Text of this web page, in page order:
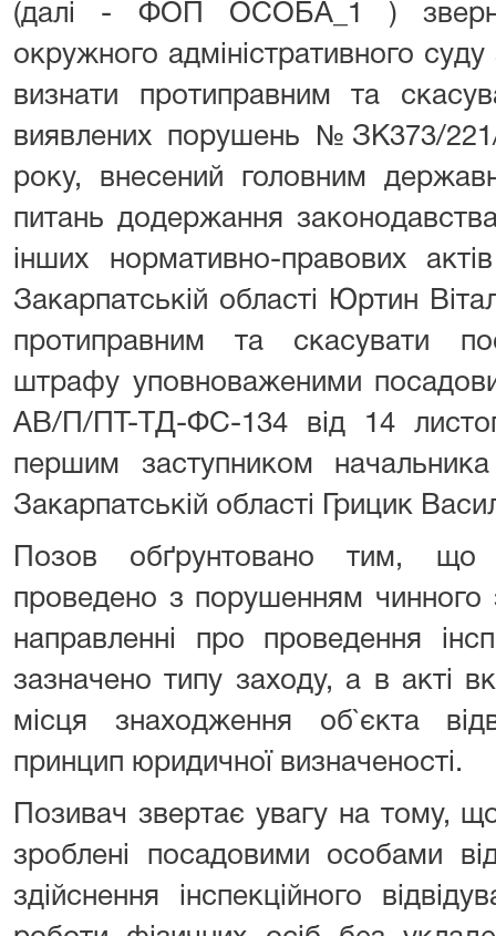
(далі - ФОП ОСОБА_1 )
окружного адміністративного
визнати протиправним та
виявлених порушень №ЗК373/
року, внесений головним
питань додержання
інших нормативно-правових
Закарпатській області Юртин
протиправним та скасувати
штрафу уповноваженими
АВ/П/ПТ-ТД-ФС-134 від 14
першим заступником
Закарпатській області Грицик
Позов обґрунтовано тим, що
проведено з порушенням чинного
направленні про проведення
зазначено типу заходу, а в акті
місця знаходження об`єкта
принцип юридичної визначеності.
Позивач звертає увагу на тому,
зроблені посадовими особами
здійснення інспекційного